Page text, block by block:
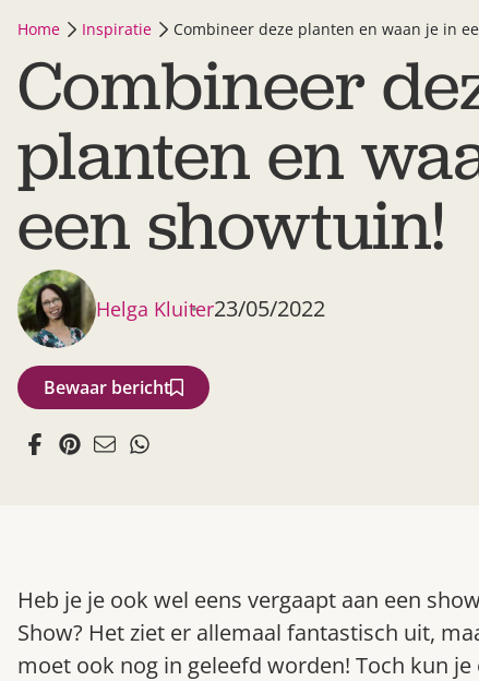
Home Inspiratie Combineer deze planten en waan je in
Combineer
planten en
een showtuin!
Helga Kluiter23/05/2022
Bewaar bericht
Heb je je ook wel eens vergaapt aan een
Show? Het ziet er allemaal fantastisch uit,
moet ook nog in geleefd worden! Toch kun